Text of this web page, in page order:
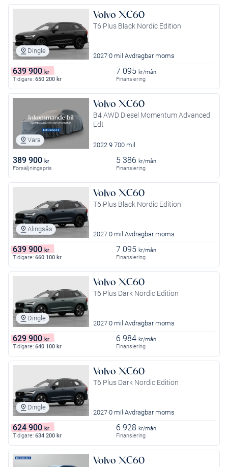
Dingle
Volvo XC60
T6 Plus Black Nordic Edition
2027 0 mil Avdragbar moms
639 900 kr
Tidigare: 650 200 kr
7 095 kr/mån
Finansiering
Vara
Volvo XC60
B4 AWD Diesel Momentum Advanced
Edt
2022 9 700 mil
389 900 kr
Försäljningspris
5 386 kr/mån
Finansiering
Alingsås
Volvo XC60
T6 Plus Black Nordic Edition
2027 0 mil Avdragbar moms
639 900 kr
Tidigare: 660 100 kr
7 095 kr/mån
Finansiering
Dingle
Volvo XC60
T6 Plus Dark Nordic Edition
2027 0 mil Avdragbar moms
629 900 kr
Tidigare: 640 100 kr
6 984 kr/mån
Finansiering
Dingle
Volvo XC60
T6 Plus Dark Nordic Edition
2027 0 mil Avdragbar moms
624 900 kr
Tidigare: 634 200 kr
6 928 kr/mån
Finansiering
Volvo XC60